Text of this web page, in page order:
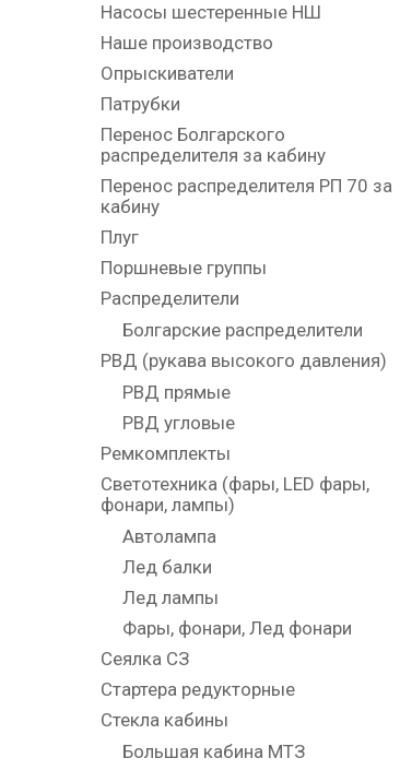
Насосы шестеренные НШ
Наше производство
Опрыскиватели
Патрубки
Перенос Болгарского
распределителя за кабину
Перенос распределителя РП 70 за
кабину
Плуг
Поршневые группы
Распределители
Болгарские распределители
РВД (рукава высокого давления)
РВД прямые
РВД угловые
Ремкомплекты
Светотехника (фары, LED фары,
фонари, лампы)
Автолампа
Лед балки
Лед лампы
Фары, фонари, Лед фонари
Сеялка СЗ
Стартера редукторные
Стекла кабины
Большая кабина МТЗ